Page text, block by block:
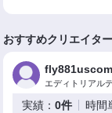
おすすめクリエイター
fly881uscom
エディトリアル
実績：0件 時間